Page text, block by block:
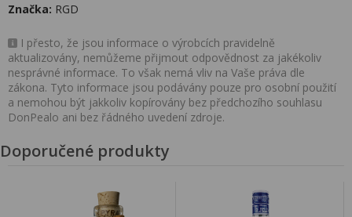
Značka: RGD
I přesto, že jsou informace o výrobcích pravidelně
aktualizovány, nemůžeme přijmout odpovědnost za jakékoliv
nesprávné informace. To však nemá vliv na Vaše práva dle
zákona. Tyto informace jsou podávány pouze pro osobní použití
a nemohou být jakkoliv kopírovány bez předchozího souhlasu
DonPealo ani bez řádného uvedení zdroje.
Doporučené produkty